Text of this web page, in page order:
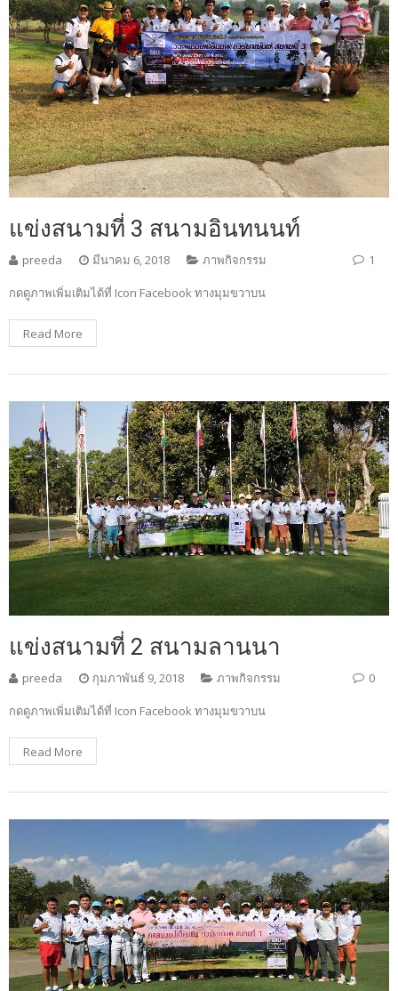
แข่งสนามที่ 3 สนามอินทนนท์
preeda มีนาคม 6, 2018 ภาพกิจกรรม 1
กดดูภาพเพิ่มเติมได้ที่ Icon Facebook ทางมุมขวาบน
Read More
แข่งสนามที่ 2 สนามลานนา
preeda กุมภาพันธ์ 9, 2018 ภาพกิจกรรม 0
กดดูภาพเพิ่มเติมได้ที่ Icon Facebook ทางมุมขวาบน
Read More